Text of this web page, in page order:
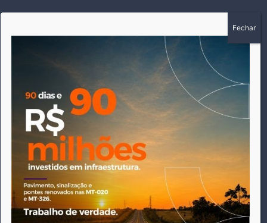
A história do Pioneiro inicia em fevereiro de 2005 em
Canarana - MT, na época, como um jornal impresso semanal,
que chegou a possuir mil assinantes. Durante 15 anos, foram
publicadas 691 edições que narraram os acontecimentos
políticos, policiais e cotidianos de Canarana e região. Fiel a sua
origem, pautado sempre pela busca incessante da
imparcialidade, faz jus a sua logo, com o característico "avião
da praça" de Canarana, sendo o símbolo do
comprometimento deste veículo de comunicação com o
relato dos fatos neste município. Em 06 de dezembro de 2019
circulou a última edição impressa do jornal, que desde então
tem veiculação exclusivamente online.